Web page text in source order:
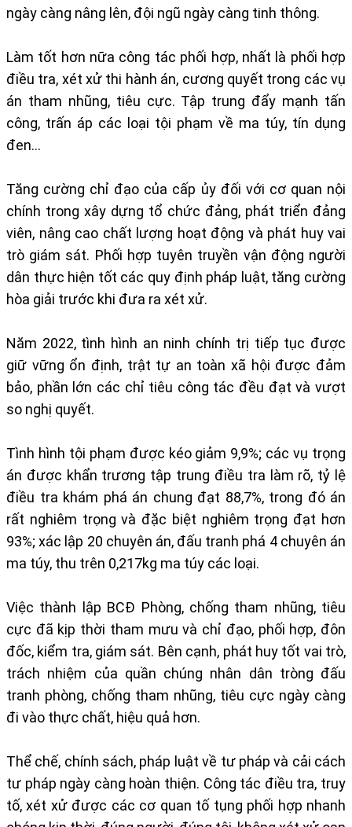
ngày càng nâng lên, đội ngũ ngày càng tinh thông.
Làm tốt hơn nữa công tác phối hợp, nhất là phối hợp
điều tra, xét xử thi hành án, cương quyết trong các vụ
án tham nhũng, tiêu cực. Tập trung đẩy mạnh tấn
công, trấn áp các loại tội phạm về ma túy, tín dụng
đen...
Tăng cường chỉ đạo của cấp ủy đối với cơ quan nội
chính trong xây dựng tổ chức đảng, phát triển đảng
viên, nâng cao chất lượng hoạt động và phát huy vai
trò giám sát. Phối hợp tuyên truyền vận động người
dân thực hiện tốt các quy định pháp luật, tăng cường
hòa giải trước khi đưa ra xét xử.
Năm 2022, tình hình an ninh chính trị tiếp tục được
giữ vững ổn định, trật tự an toàn xã hội được đảm
bảo, phần lớn các chỉ tiêu công tác đều đạt và vượt
so nghị quyết.
Tình hình tội phạm được kéo giảm 9,9%; các vụ trọng
án được khẩn trương tập trung điều tra làm rõ, tỷ lệ
điều tra khám phá án chung đạt 88,7%, trong đó án
rất nghiêm trọng và đặc biệt nghiêm trọng đạt hơn
93%; xác lập 20 chuyên án, đấu tranh phá 4 chuyên án
ma túy, thu trên 0,217kg ma túy các loại.
Việc thành lập BCĐ Phòng, chống tham nhũng, tiêu
cực đã kịp thời tham mưu và chỉ đạo, phối hợp, đôn
đốc, kiểm tra, giám sát. Bên cạnh, phát huy tốt vai trò,
trách nhiệm của quần chúng nhân dân tròng đấu
tranh phòng, chống tham nhũng, tiêu cực ngày càng
đi vào thực chất, hiệu quả hơn.
Thể chế, chính sách, pháp luật về tư pháp và cải cách
tư pháp ngày càng hoàn thiện. Công tác điều tra, truy
tố, xét xử được các cơ quan tố tụng phối hợp nhanh